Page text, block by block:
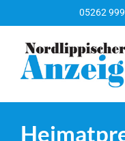
Inhalt
springen
05262